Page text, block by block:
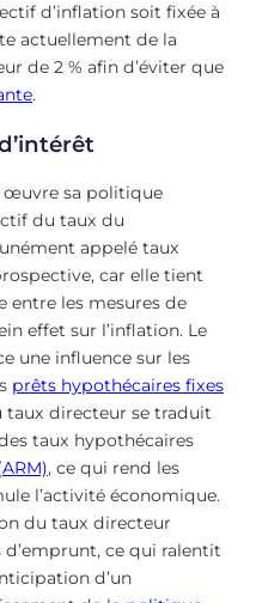
d’inflation soit fixée à
actuellement de la
de 2 % afin d’éviter que
.
œuvre sa politique
du taux du
appelé taux
car elle tient
entre les mesures de
effet sur l’inflation. Le
une influence sur les
prêts hypothécaires fixes
taux directeur se traduit
taux hypothécaires
, ce qui rend les
l’activité économique.
du taux directeur
d’emprunt, ce qui ralentit
d’un